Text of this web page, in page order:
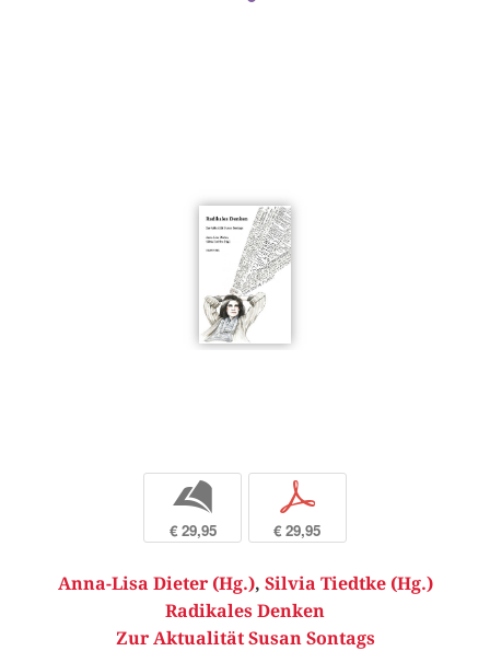
b
€ 29,95
p
€ 29,95
Anna-Lisa Dieter (Hg.), Silvia Tiedtke (Hg.)
Radikales Denken
Zur Aktualität Susan Sontags